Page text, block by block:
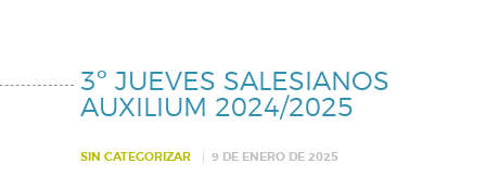
3º JUEVES SALESIANOS
AUXILIUM 2024/2025
SIN CATEGORIZAR 9 DE ENERO DE 2025